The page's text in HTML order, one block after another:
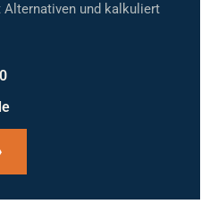
und kalkuliert